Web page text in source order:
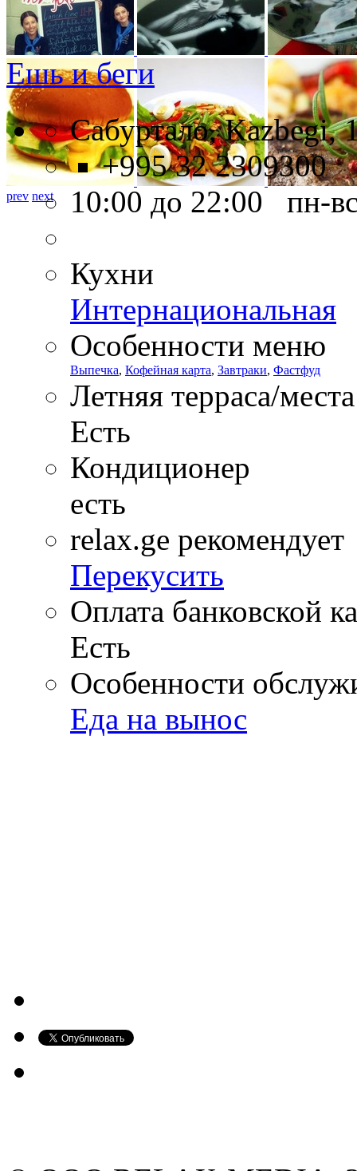
prev next
Ешь и беги
Сабуртало, Kazbegi,
+995 32 2309300
10:00 до 22:00 пн-
Кухни
Интернациональная
Особенности меню
Выпечка, Кофейная карта, Завтраки, Фастфуд
Летняя терраса/
Есть
Кондиционер
есть
relax.ge рекомендует
Перекусить
Оплата банковской
Есть
Особенности
Еда на вынос